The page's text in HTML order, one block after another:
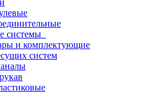
системы
и комплектующие
систем